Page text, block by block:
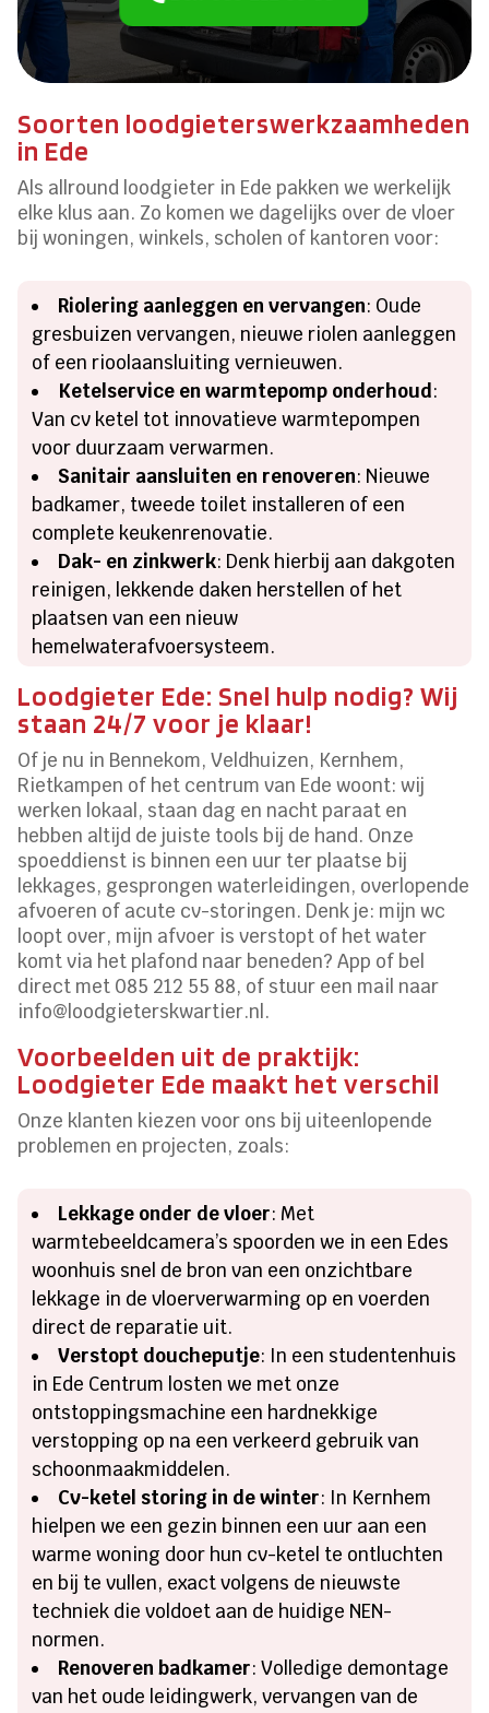
Soorten loodgieterswerkzaamheden
in Ede
Als allround loodgieter in Ede pakken we werkelijk
elke klus aan. Zo komen we dagelijks over de vloer
bij woningen, winkels, scholen of kantoren voor:
Riolering aanleggen en vervangen: Oude
gresbuizen vervangen, nieuwe riolen aanleggen
of een rioolaansluiting vernieuwen.
Ketelservice en warmtepomp onderhoud:
Van cv ketel tot innovatieve warmtepompen
voor duurzaam verwarmen.
Sanitair aansluiten en renoveren: Nieuwe
badkamer, tweede toilet installeren of een
complete keukenrenovatie.
Dak- en zinkwerk: Denk hierbij aan dakgoten
reinigen, lekkende daken herstellen of het
plaatsen van een nieuw
hemelwaterafvoersysteem.
Loodgieter Ede: Snel hulp nodig? Wij
staan 24/7 voor je klaar!
Of je nu in Bennekom, Veldhuizen, Kernhem,
Rietkampen of het centrum van Ede woont: wij
werken lokaal, staan dag en nacht paraat en
hebben altijd de juiste tools bij de hand. Onze
spoeddienst is binnen een uur ter plaatse bij
lekkages, gesprongen waterleidingen, overlopende
afvoeren of acute cv-storingen. Denk je: mijn wc
loopt over, mijn afvoer is verstopt of het water
komt via het plafond naar beneden? App of bel
direct met 085 212 55 88, of stuur een mail naar
info@loodgieterskwartier.nl.
Voorbeelden uit de praktijk:
Loodgieter Ede maakt het verschil
Onze klanten kiezen voor ons bij uiteenlopende
problemen en projecten, zoals:
Lekkage onder de vloer: Met
warmtebeeldcamera’s spoorden we in een Edes
woonhuis snel de bron van een onzichtbare
lekkage in de vloerverwarming op en voerden
direct de reparatie uit.
Verstopt doucheputje: In een studentenhuis
in Ede Centrum losten we met onze
ontstoppingsmachine een hardnekkige
verstopping op na een verkeerd gebruik van
schoonmaakmiddelen.
Cv-ketel storing in de winter: In Kernhem
hielpen we een gezin binnen een uur aan een
warme woning door hun cv-ketel te ontluchten
en bij te vullen, exact volgens de nieuwste
techniek die voldoet aan de huidige NEN-
normen.
Renoveren badkamer: Volledige demontage
van het oude leidingwerk, vervangen van de